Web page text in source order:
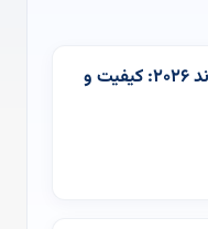
خلاصه مطلب «تحصیل در فنلاند ۲۰۲۶: کیفیت و